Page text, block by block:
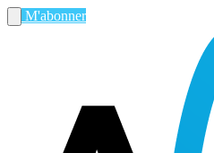
M'abonner